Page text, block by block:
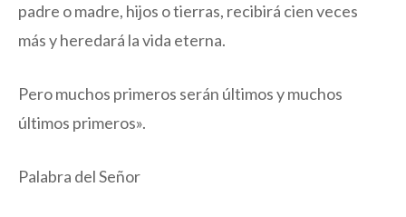
padre o madre, hijos o tierras, recibirá cien veces
más y heredará la vida eterna.
Pero muchos primeros serán últimos y muchos
últimos primeros».
Palabra del Señor